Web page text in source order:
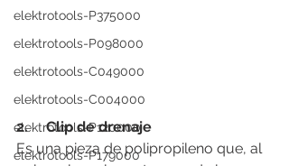
elektrotools-P375000
elektrotools-P098000
elektrotools-C049000
elektrotools-C004000
elektrotools-P120000
elektrotools-P179000
2.     Clip de drenaje
Es una pieza de polipropileno que, al